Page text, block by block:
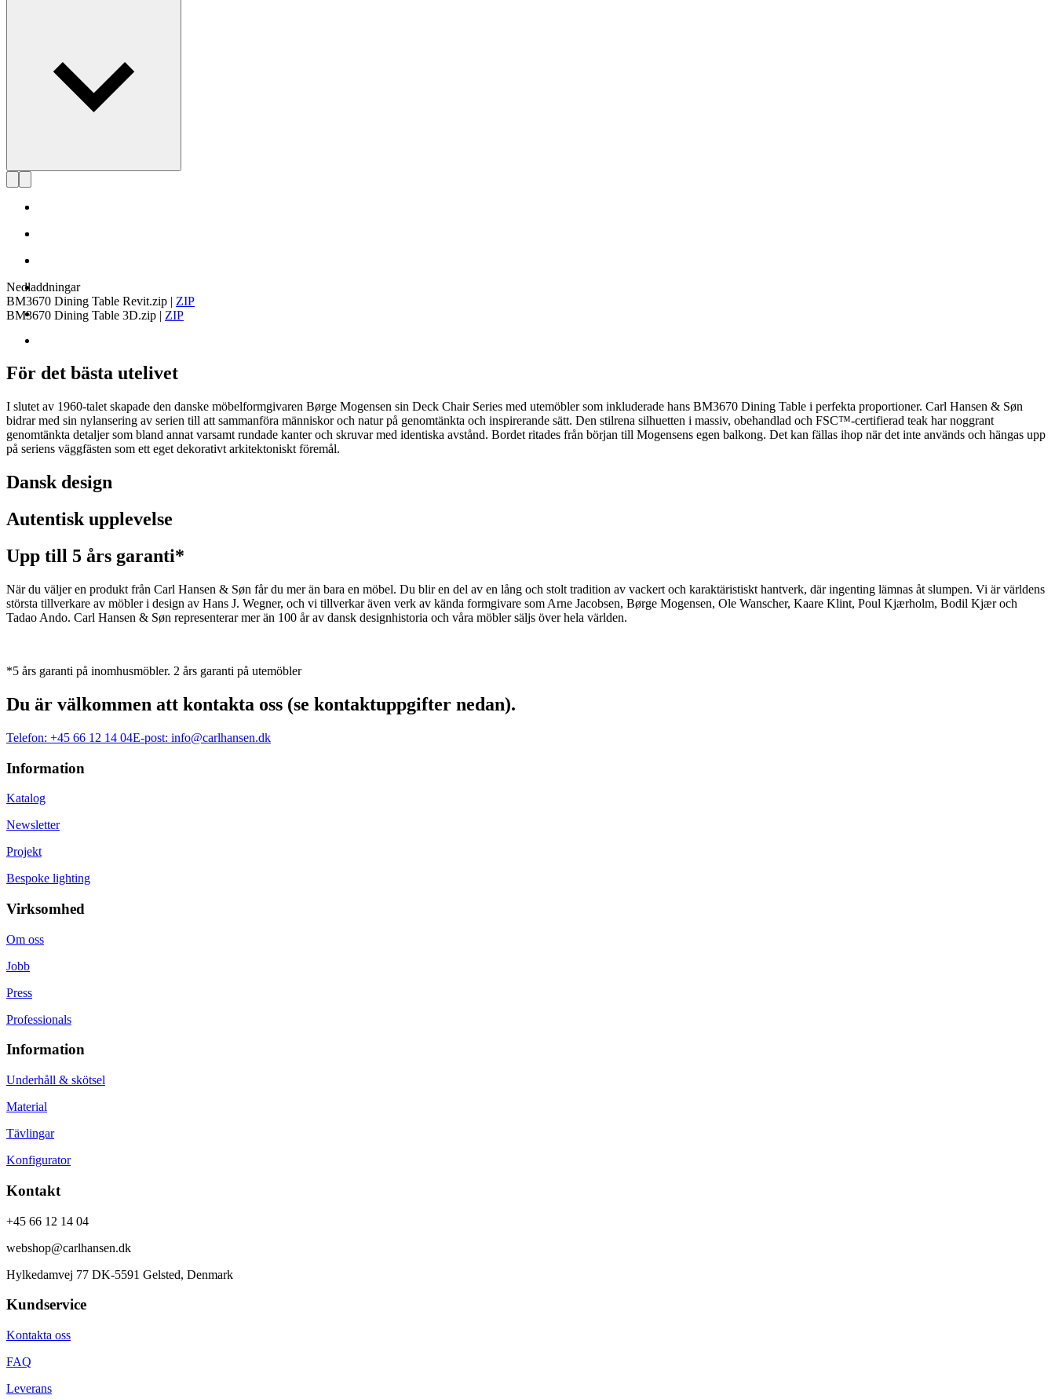
Nedladdningar
BM3670 Dining Table Revit.zip | ZIP
BM3670 Dining Table 3D.zip | ZIP
För det bästa utelivet
I slutet av 1960-talet skapade den danske möbelformgivaren Børge Mogensen sin Deck Chair Series med utemöbler som inkluderade hans BM3670 Dining Table i perfekta proportioner. Carl Hansen & Søn
bidrar med sin nylansering av serien till att sammanföra människor och natur på genomtänkta och inspirerande sätt. Den stilrena silhuetten i massiv, obehandlad och FSC™-certifierad teak har noggrant
genomtänkta detaljer som bland annat varsamt rundade kanter och skruvar med identiska avstånd. Bordet ritades från början till Mogensens egen balkong. Det kan fällas ihop när det inte används och hängas upp
på seriens väggfästen som ett eget dekorativt arkitektoniskt föremål.
Dansk design
Autentisk upplevelse
Upp till 5 års garanti*
När du väljer en produkt från Carl Hansen & Søn får du mer än bara en möbel. Du blir en del av en lång och stolt tradition av vackert och karaktäristiskt hantverk, där ingenting lämnas åt slumpen. Vi är världens
största tillverkare av möbler i design av Hans J. Wegner, och vi tillverkar även verk av kända formgivare som Arne Jacobsen, Børge Mogensen, Ole Wanscher, Kaare Klint, Poul Kjærholm, Bodil Kjær och
Tadao Ando. Carl Hansen & Søn representerar mer än 100 år av dansk designhistoria och våra möbler säljs över hela världen.
*5 års garanti på inomhusmöbler. 2 års garanti på utemöbler
Du är välkommen att kontakta oss (se kontaktuppgifter nedan).
Telefon: +45 66 12 14 04E-post: info@carlhansen.dk
Information
Katalog
Newsletter
Projekt
Bespoke lighting
Virksomhed
Om oss
Jobb
Press
Professionals
Information
Underhåll & skötsel
Material
Tävlingar
Konfigurator
Kontakt
+45 66 12 14 04
webshop@carlhansen.dk
Hylkedamvej 77 DK-5591 Gelsted, Denmark
Kundservice
Kontakta oss
FAQ
Leverans